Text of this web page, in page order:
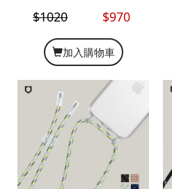
$1020 $970
加入購物車